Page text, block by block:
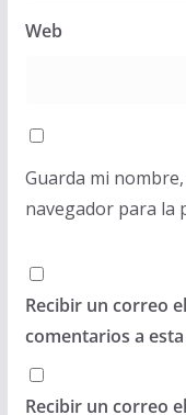
Web
Guarda mi
navegador para la
Recibir un correo
comentarios a
Recibir un correo